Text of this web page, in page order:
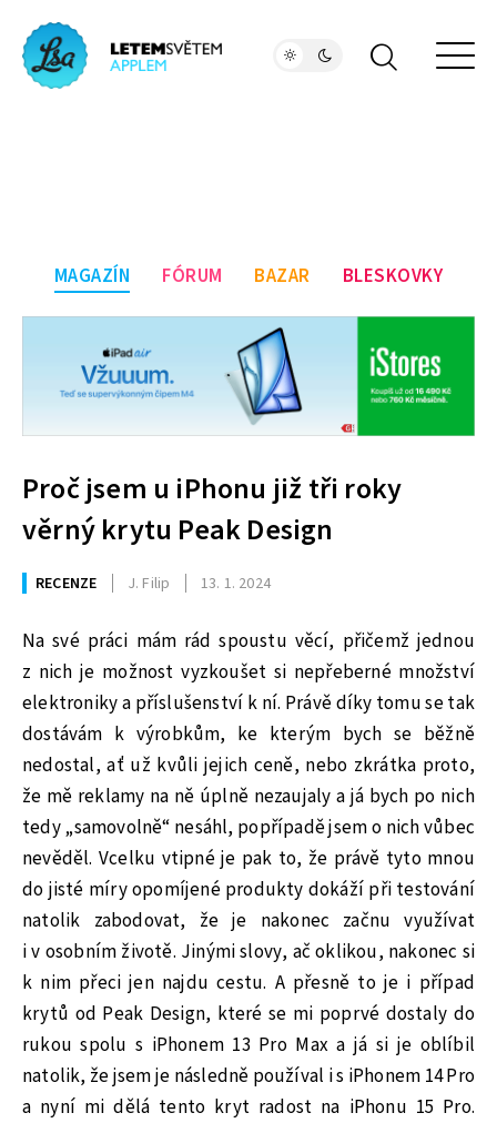
MAGAZÍN FÓRUM BAZAR BLESKOVKY
Proč jsem u iPhonu již tři roky
věrný krytu Peak Design
RECENZE J. Filip 13. 1. 2024
Na své práci mám rád spoustu věcí, přičemž jednou
z nich je možnost vyzkoušet si nepřeberné množství
elektroniky a příslušenství k ní. Právě díky tomu se tak
dostávám k výrobkům, ke kterým bych se běžně
nedostal, ať už kvůli jejich ceně, nebo zkrátka proto,
že mě reklamy na ně úplně nezaujaly a já bych po nich
tedy „samovolně“ nesáhl, popřípadě jsem o nich vůbec
nevěděl. Vcelku vtipné je pak to, že právě tyto mnou
do jisté míry opomíjené produkty dokáží při testování
natolik zabodovat, že je nakonec začnu využívat
i v osobním životě. Jinými slovy, ač oklikou, nakonec si
k nim přeci jen najdu cestu. A přesně to je i případ
krytů od Peak Design, které se mi poprvé dostaly do
rukou spolu s iPhonem 13 Pro Max a já si je oblíbil
natolik, že jsem je následně používal i s iPhonem 14 Pro
a nyní mi dělá tento kryt radost na iPhonu 15 Pro.